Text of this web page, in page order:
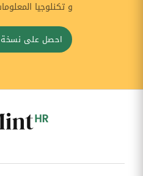
و تكنلوجيا
احصل على نسخة